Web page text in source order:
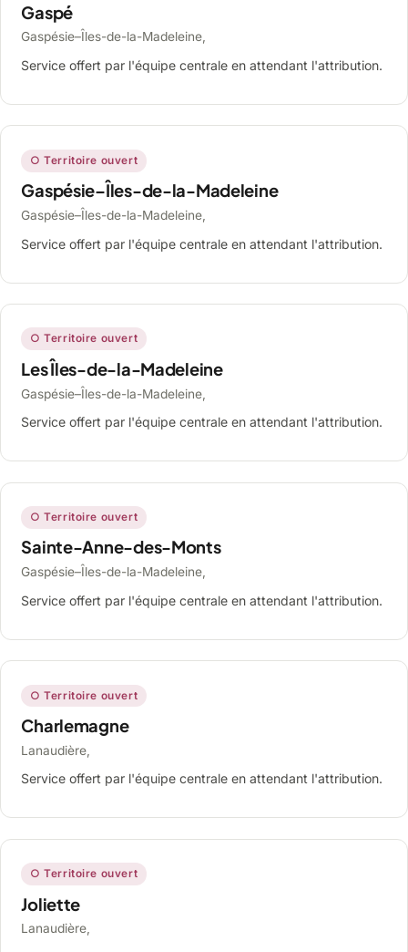
Gaspé
Gaspésie–Îles-de-la-Madeleine,
Service offert par l'équipe centrale en attendant l'attribution.
○ Territoire ouvert
Gaspésie–Îles-de-la-Madeleine
Gaspésie–Îles-de-la-Madeleine,
Service offert par l'équipe centrale en attendant l'attribution.
○ Territoire ouvert
Les Îles-de-la-Madeleine
Gaspésie–Îles-de-la-Madeleine,
Service offert par l'équipe centrale en attendant l'attribution.
○ Territoire ouvert
Sainte-Anne-des-Monts
Gaspésie–Îles-de-la-Madeleine,
Service offert par l'équipe centrale en attendant l'attribution.
○ Territoire ouvert
Charlemagne
Lanaudière,
Service offert par l'équipe centrale en attendant l'attribution.
○ Territoire ouvert
Joliette
Lanaudière,